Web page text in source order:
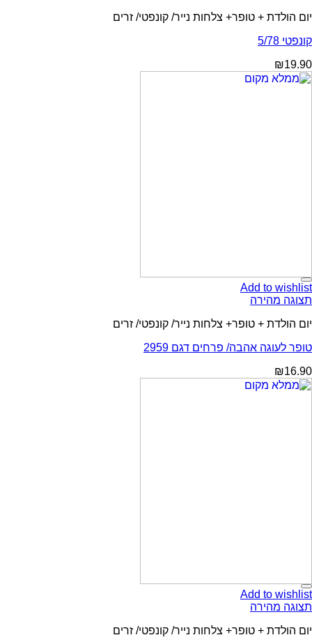
יום הולדת + טופר+ צלחות נייר/ קונפטי/ זרים
קונפטי 5/78
₪19.90
Add to wishlist
תצוגה מהירה
יום הולדת + טופר+ צלחות נייר/ קונפטי/ זרים
טופר לעוגה אהבה/ פרחים דגם 2959
₪16.90
Add to wishlist
תצוגה מהירה
יום הולדת + טופר+ צלחות נייר/ קונפטי/ זרים